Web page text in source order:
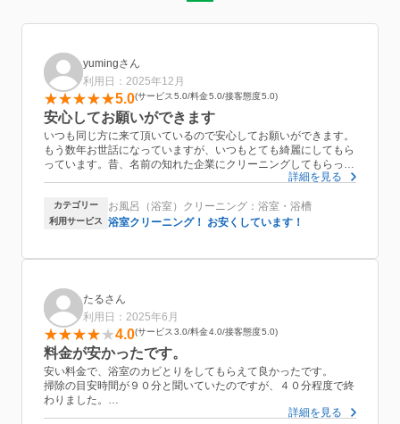
yumingさん
利用日：2025年12月
5.0 サービス 5.0 料金5.0 接客態度5.0
安心してお願いができます
いつも同じ方に来て頂いているので安心してお願いができます。
もう数年お世話になっていますが、いつもとても綺麗にしてもら
っています。昔、名前の知れた企業にクリーニングしてもらって
高いです。
これからもずっと来て頂きたいのでよろしくお願いします。
詳細を見る
カテゴリー お風呂（浴室）クリーニング：浴室・浴槽
利用サービス 浴室クリーニング！ お安くしています！
たるさん
利用日：2025年6月
4.0 サービス 3.0 料金4.0 接客態度5.0
料金が安かったです。
安い料金で、浴室のカビとりをしてもらえて良かったです。
掃除の目安時間が９０分と聞いていたのですが、４０分程度で終
わりました。
駐車場代金をお支払する予定だったので、早めに終わったのはあ
詳細を見る